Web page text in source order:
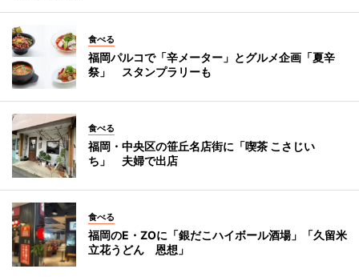
食べる
福岡パルコで「辛メーター」とグルメ企画「夏辛
祭」 スタンプラリーも
食べる
福岡・中央区の笹丘名店街に「喫茶 こさじい
ち」 夫婦で出店
食べる
福岡のE・ZOに「銀だこハイボール酒場」「久留米
立花うどん 恩想」